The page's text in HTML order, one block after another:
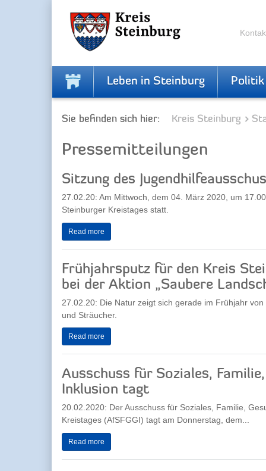
Leben in Steinburg Politik
Sie befinden sich hier: Kreis Steinburg
Pressemitteilungen
Sitzung des
27.02.20: Am Mittwoch, dem 04. März 2020, um
Steinburger Kreistages statt.
Read more
Frühjahrsputz für den Kreis
bei der Aktion „Saubere
27.02.20: Die Natur zeigt sich gerade im Frühjahr
und Sträucher.
Read more
Ausschuss für Soziales,
Inklusion tagt
20.02.2020: Der Ausschuss für Soziales, Familie,
Kreistages (AfSFGGI) tagt am Donnerstag, dem...
Read more